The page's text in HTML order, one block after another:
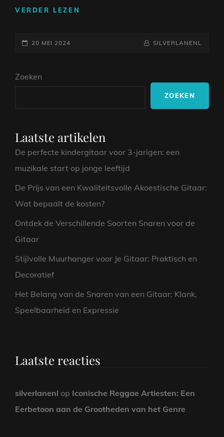
VERDER LEZEN
GEPLAATST
20 MEI 2024 NAAMREGEL
BYLINE
SILVERLANENL
Zoeken
ZOEKEN
Laatste artikelen
De perfecte kindergitaar voor 3-jarigen: een
muzikale start op jonge leeftijd
De Prijs van een Kwaliteitsvolle Akoestische Gitaar:
Wat bepaalt de kosten?
Ontdek de Verschillende Soorten Snaren voor de
Gitaar
Stijlvolle Muurhanger voor Je Gitaar: Praktisch en
Decoratief
Het Belang van de Snaren van een Gitaar: Klank,
Speelbaarheid en Expressie
Laatste reacties
silverlanenl op Iconische Reggae Artiesten: Een
Eerbetoon aan de Grootheden van het Genre